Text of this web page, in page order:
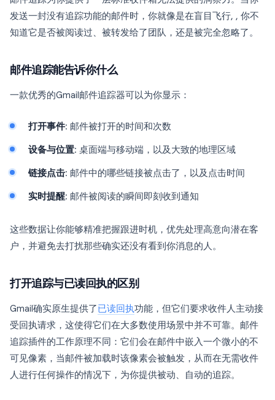
发送一封没有追踪功能的邮件时，你就像是在盲目飞行, , 你不
知道它是否被阅读过、被转发给了团队，还是被完全忽略了。
邮件追踪能告诉你什么
一款优秀的Gmail邮件追踪器可以为你显示：
打开事件: 邮件被打开的时间和次数
设备与位置: 桌面端与移动端，以及大致的地理区域
链接点击: 邮件中的哪些链接被点击了，以及点击时间
实时提醒: 邮件被阅读的瞬间即刻收到通知
这些数据让你能够精准把握跟进时机，优先处理高意向潜在客
户，并避免去打扰那些确实还没有看到你消息的人。
打开追踪与已读回执的区别
Gmail确实原生提供了已读回执功能，但它们要求收件人主动接
受回执请求，这使得它们在大多数使用场景中并不可靠。邮件
追踪插件的工作原理不同：它们会在邮件中嵌入一个微小的不
可见像素，当邮件被加载时该像素会被触发，从而在无需收件
人进行任何操作的情况下，为你提供被动、自动的追踪。